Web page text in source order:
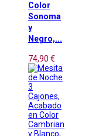
Color
Sonoma
y
Negro,...
74,90 €